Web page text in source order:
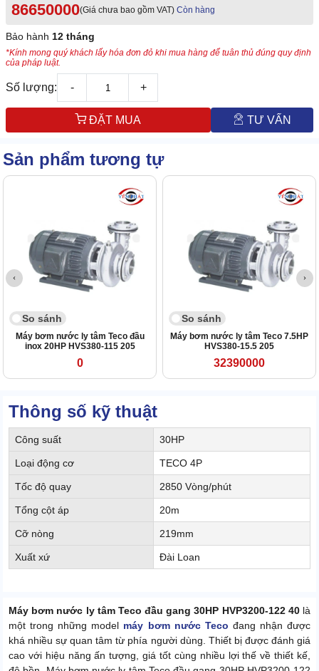
86650000(Giá chưa bao gồm VAT) Còn hàng
Bảo hành 12 tháng
*Kính mong quý khách lấy hóa đơn đỏ khi mua hàng để tuân thủ đúng quy định
của pháp luật.
Số lượng: - +
ĐẶT MUA TƯ VẤN
Sản phẩm tương tự
So sánh
Máy bơm nước ly tâm Teco đầu
inox 20HP HVS380-115 205
0
So sánh
Máy bơm nước ly tâm Teco 7.5HP
HVS380-15.5 205
32390000
Thông số kỹ thuật
Công suất 30HP
Loại động cơ TECO 4P
Tốc độ quay 2850 Vòng/phút
Tổng cột áp 20m
Cỡ nòng 219mm
Xuất xứ Đài Loan
Máy bơm nước ly tâm Teco đầu gang 30HP HVP3200-122 40 là
một trong những model máy bơm nước Teco đang nhận được
khá nhiều sự quan tâm từ phía người dùng. Thiết bị được đánh giá
cao với hiệu năng ấn tượng, giá tốt cùng nhiều lợi thế về thiết kế,